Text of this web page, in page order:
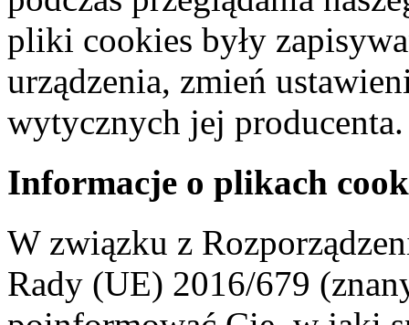
pliki cookies były
urządzenia, zmień
wytycznych jej producenta.
Informacje o plikach
W związku z
Rady (UE) 2016/679